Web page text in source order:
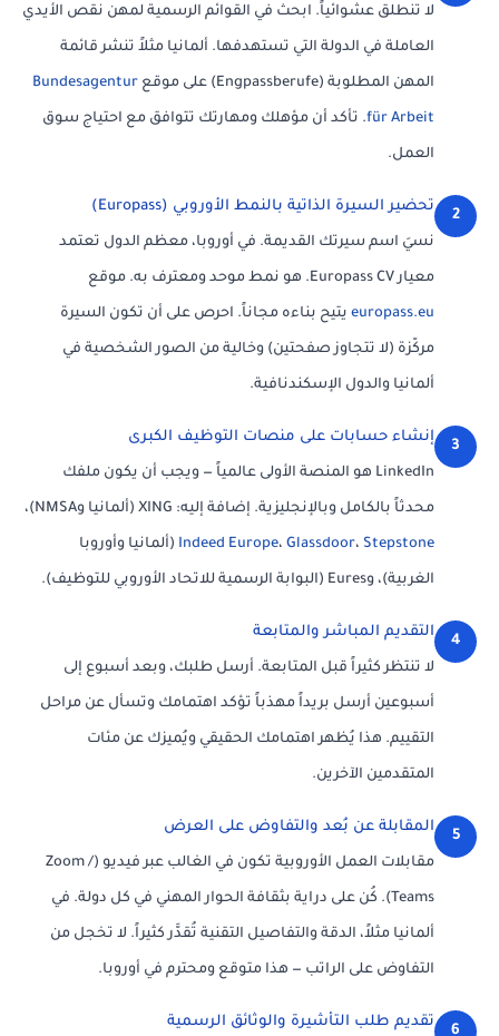
لا تنطلق عشوائياً. ابحث في القوائم الرسمية لمهن نقص الأيدي
العاملة في الدولة التي تستهدفها. ألمانيا مثلاً تنشر قائمة
المهن المطلوبة (Engpassberufe) على موقع Bundesagentur
für Arbeit. تأكد أن مؤهلك ومهارتك تتوافق مع احتياج سوق
العمل.
2
تحضير السيرة الذاتية بالنمط الأوروبي (Europass)
نسيَ اسم سيرتك القديمة. في أوروبا، معظم الدول تعتمد
معيار Europass CV. هو نمط موحد ومعترف به. موقع
europass.eu يتيح بناءه مجاناً. احرص على أن تكون السيرة
مركّزة (لا تتجاوز صفحتين) وخالية من الصور الشخصية في
ألمانيا والدول الإسكندنافية.
3
إنشاء حسابات على منصات التوظيف الكبرى
LinkedIn هو المنصة الأولى عالمياً — ويجب أن يكون ملفك
محدثاً بالكامل وبالإنجليزية. إضافة إليه: XING (ألمانيا وNMSA)،
Indeed Europe، Glassdoor، Stepstone (ألمانيا وأوروبا
الغربية)، وEures (البوابة الرسمية للاتحاد الأوروبي للتوظيف).
4
التقديم المباشر والمتابعة
لا تنتظر كثيراً قبل المتابعة. أرسل طلبك، وبعد أسبوع إلى
أسبوعين أرسل بريداً مهذباً تؤكد اهتمامك وتسأل عن مراحل
التقييم. هذا يُظهر اهتمامك الحقيقي ويُميزك عن مئات
المتقدمين الآخرين.
5
المقابلة عن بُعد والتفاوض على العرض
مقابلات العمل الأوروبية تكون في الغالب عبر فيديو (Zoom /
Teams). كُن على دراية بثقافة الحوار المهني في كل دولة. في
ألمانيا مثلاً، الدقة والتفاصيل التقنية تُقدَّر كثيراً. لا تخجل من
التفاوض على الراتب — هذا متوقع ومحترم في أوروبا.
6
تقديم طلب التأشيرة والوثائق الرسمية